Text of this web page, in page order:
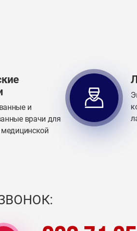
и
врачи для
медицинской